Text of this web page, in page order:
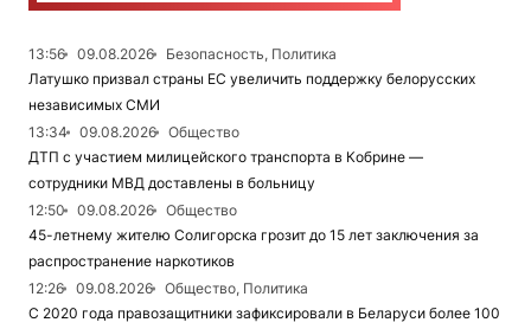
13:56 09.08.2026
Безопасность, Политика
Латушко призвал страны ЕС увеличить поддержку белорусских
независимых СМИ
13:34
09.08.2026
Общество
ДТП с участием милицейского транспорта в Кобрине —
сотрудники МВД доставлены в больницу
12:50
09.08.2026
Общество
45-летнему жителю Солигорска грозит до 15 лет заключения за
распространение наркотиков
12:26
09.08.2026
Общество, Политика
С 2020 года правозащитники зафиксировали в Беларуси более 100